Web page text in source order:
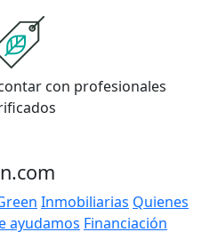
con profesionales
Inmobiliarias Quienes
ayudamos Financiación